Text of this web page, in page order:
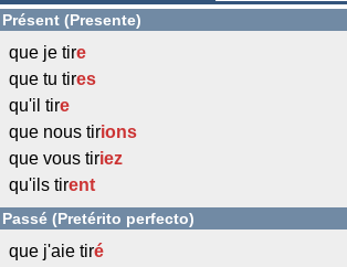
Présent (Presente)
que je tire
que tu tires
qu'il tire
que nous tirions
que vous tiriez
qu'ils tirent
Passé (Pretérito perfecto)
que j'aie tiré